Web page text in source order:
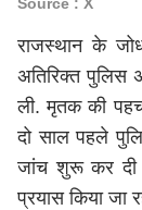
राजस्थान के
अतिरिक्त पुलिस
ली. मृतक की
दो साल पहले
जांच शुरू कर दी
प्रयास किया जा